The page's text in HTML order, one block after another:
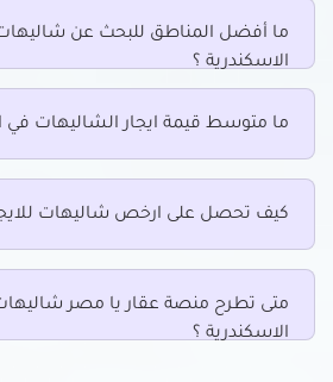
ما أفضل المناطق للبحث عن شاليهات
الاسكندرية ؟
ما متوسط قيمة ايجار الشاليهات في
كيف تحصل على ارخص شاليهات
متى تطرح منصة عقار يا مصر شاليهات
الاسكندرية ؟